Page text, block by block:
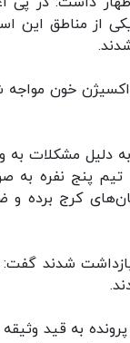
بسته در یکی از مناطق این
خون مواجه
دلیل مشکلات به
پنج نفره به
به بیابان‌های کرج برده و
شدند گفت:
به قید وثیقه